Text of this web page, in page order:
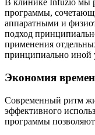
В клинике Infuzio мы
программы,
аппаратными и
подход
применения
принципиально иной
Экономия
Современный ритм
эффективного
программы